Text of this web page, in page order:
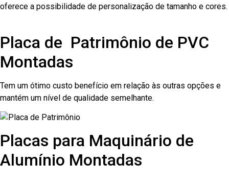
oferece a possibilidade de personalização de tamanho e cores.
Placa de Patrimônio de PVC
Montadas
Tem um ótimo custo benefício em relação às outras opções e
mantém um nível de qualidade semelhante.
Placas para Maquinário de
Alumínio Montadas